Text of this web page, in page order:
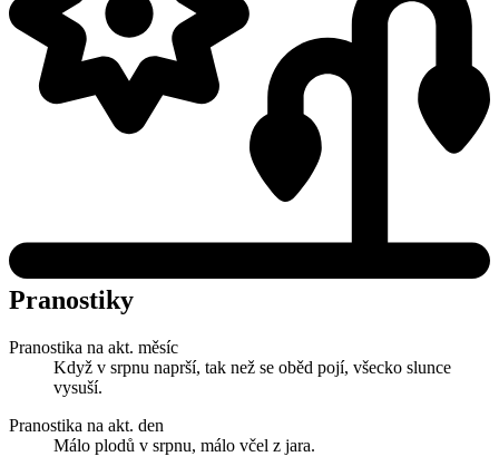
Pranostiky
Pranostika na akt. měsíc
Když v srpnu naprší, tak než se oběd pojí, všecko slunce
vysuší.
Pranostika na akt. den
Málo plodů v srpnu, málo včel z jara.